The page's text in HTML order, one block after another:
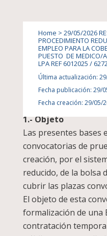
Home > 29/05/2026
PROCEDIMIENTO
EMPLEO PARA LA
PUESTO DE MEDICO/
LPA REF 6012025 /
Última actualización:
Fecha publicación: 29/
Fecha creación: 29/05/
BOLSA
RESULTADOS
BOLSA DE EMPLEO
TEMPORAL DEL
ASISTENCIAL RRAA
6272025
1.- Objeto
Las presentes bases
convocatorias de
creación, por el
reducido, de la bolsa
cubrir las plazas
El objeto de esta
formalización de una
contratación